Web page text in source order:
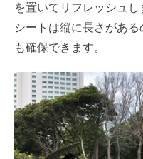
を置いてリフレッシュし
シートは縦に長さがあ
も確保できます。